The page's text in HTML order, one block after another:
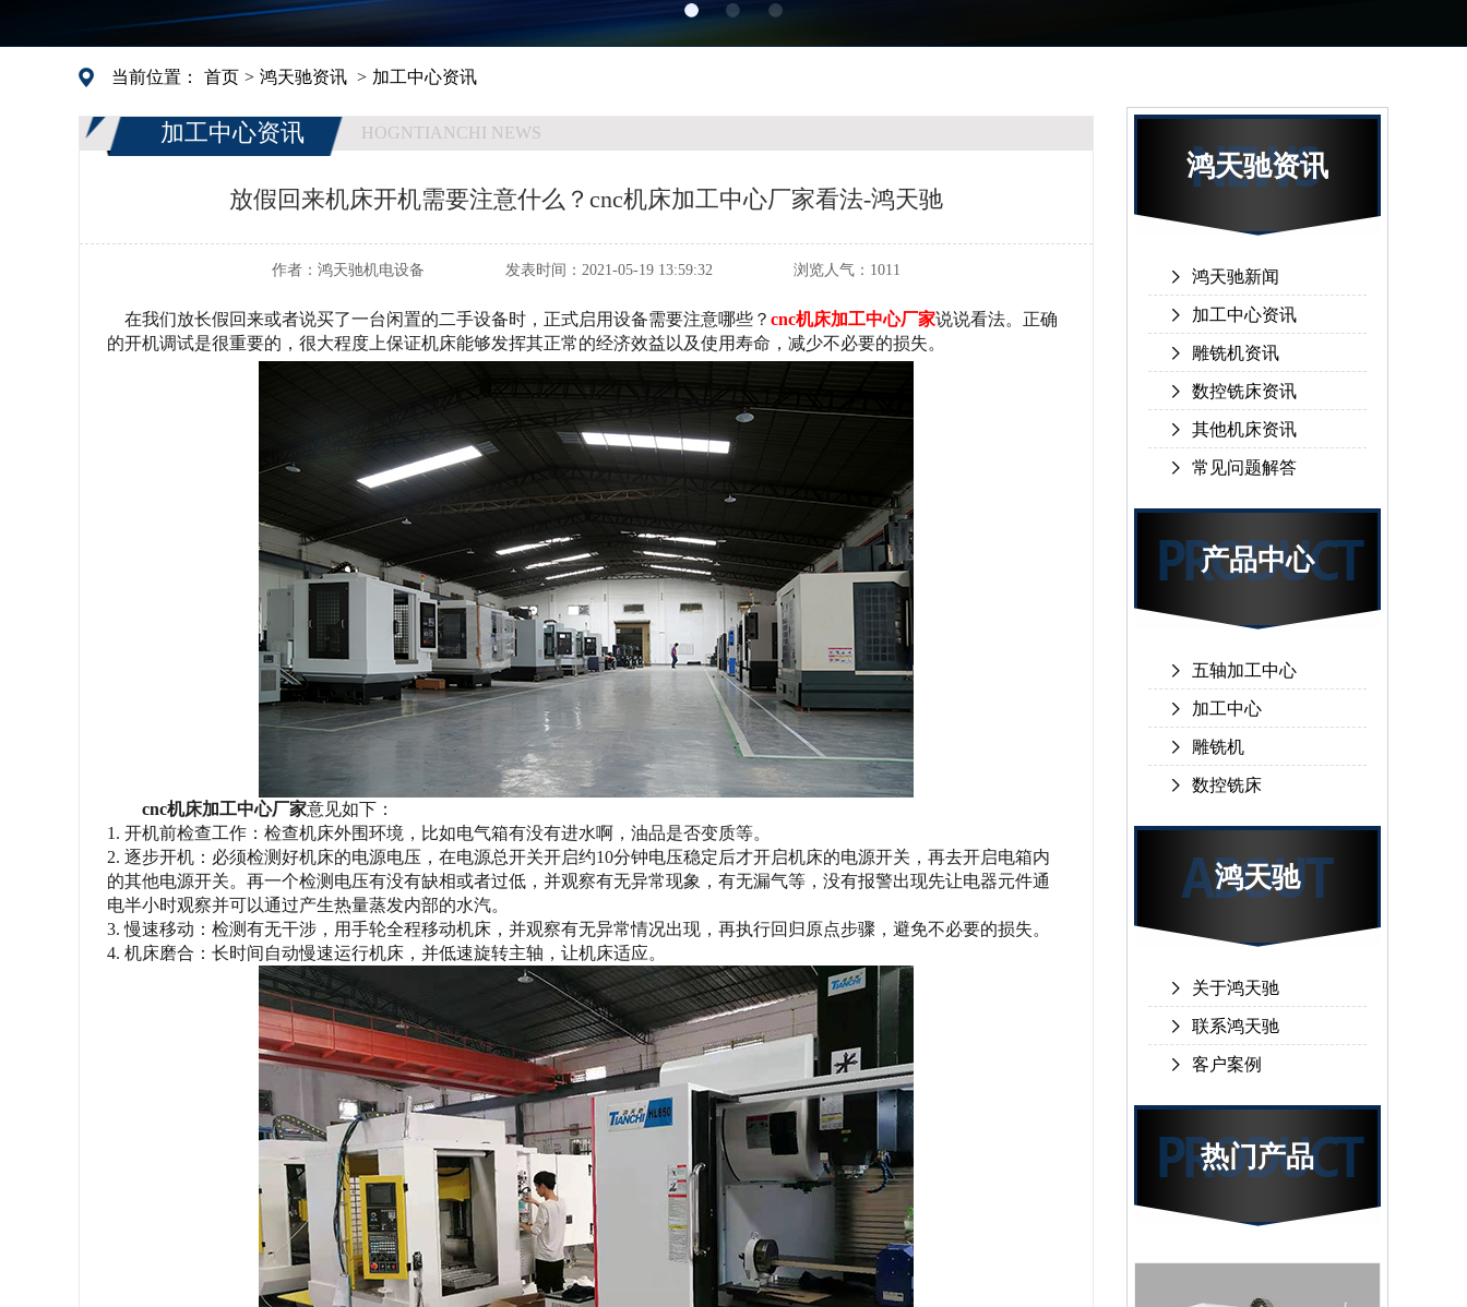
当前位置： 首页 > 鸿天驰资讯 > 加工中心资讯
加工中心资讯 HOGNTIANCHI NEWS
放假回来机床开机需要注意什么？cnc机床加工中心厂家看法-鸿天驰
作者： 鸿天驰机电设备 发表时间： 2021-05-19 13:59:32 浏览人气： 1011
在我们放长假回来或者说买了一台闲置的二手设备时，正式启用设备需要注意哪些？ cnc机床加工中心厂家说说看法。正确
的开机调试是很重要的，很大程度上保证机床能够发挥其正常的经济效益以及使用寿命，减少不必要的损失。
cnc机床加工中心厂家意见如下：
1. 开机前检查工作：检查机床外围环境，比如电气箱有没有进水啊，油品是否变质等。
2. 逐步开机：必须检测好机床的电源电压，在电源总开关开启约10分钟电压稳定后才开启机床的电源开关，再去开启电箱内
的其他电源开关。再一个检测电压有没有缺相或者过低，并观察有无异常现象，有无漏气等，没有报警出现先让电器元件通
电半小时观察并可以通过产生热量蒸发内部的水汽。
3.慢速移动：检测有无干涉，用手轮全程移动机床，并观察有无异常情况出现，再执行回归原点步骤，避免不必要的损失。
4. 机床磨合：长时间自动慢速运行机床，并低速旋转主轴，让机床适应。
鸿天驰资讯
鸿天驰新闻
加工中心资讯
雕铣机资讯
数控铣床资讯
其他机床资讯
常见问题解答
产品中心
五轴加工中心
加工中心
雕铣机
数控铣床
鸿天驰
关于鸿天驰
联系鸿天驰
客户案例
热门产品